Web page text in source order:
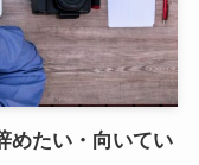
めたい・向いてい